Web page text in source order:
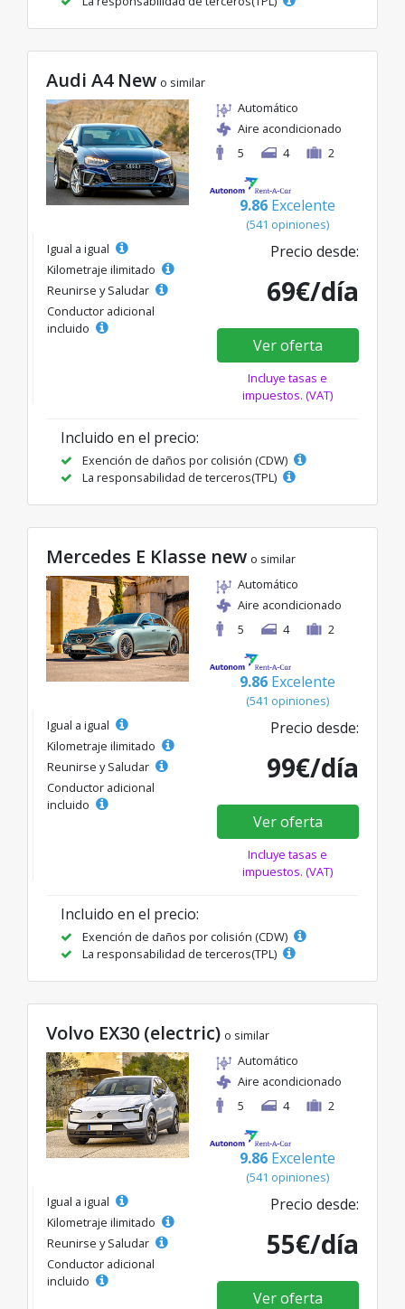
Audi A4 New o similar
Automático
Aire acondicionado
5
4 2
9.86 Excelente
(541 opiniones)
Igual a igual
Kilometraje ilimitado
Reunirse y Saludar
Conductor adicional
incluido
Precio desde:
69€/día
Ver oferta
Incluye tasas e
impuestos. (VAT)
Incluido en el precio:
Exención de daños por colisión (CDW)
La responsabilidad de terceros(TPL)
Mercedes E Klasse new o similar
Automático
Aire acondicionado
5
4 2
9.86 Excelente
(541 opiniones)
Igual a igual
Kilometraje ilimitado
Reunirse y Saludar
Conductor adicional
incluido
Precio desde:
99€/día
Ver oferta
Incluye tasas e
impuestos. (VAT)
Incluido en el precio:
Exención de daños por colisión (CDW)
La responsabilidad de terceros(TPL)
Volvo EX30 (electric) o similar
Automático
Aire acondicionado
5
4 2
9.86 Excelente
(541 opiniones)
Igual a igual
Kilometraje ilimitado
Reunirse y Saludar
Conductor adicional
incluido
Precio desde:
55€/día
Ver oferta